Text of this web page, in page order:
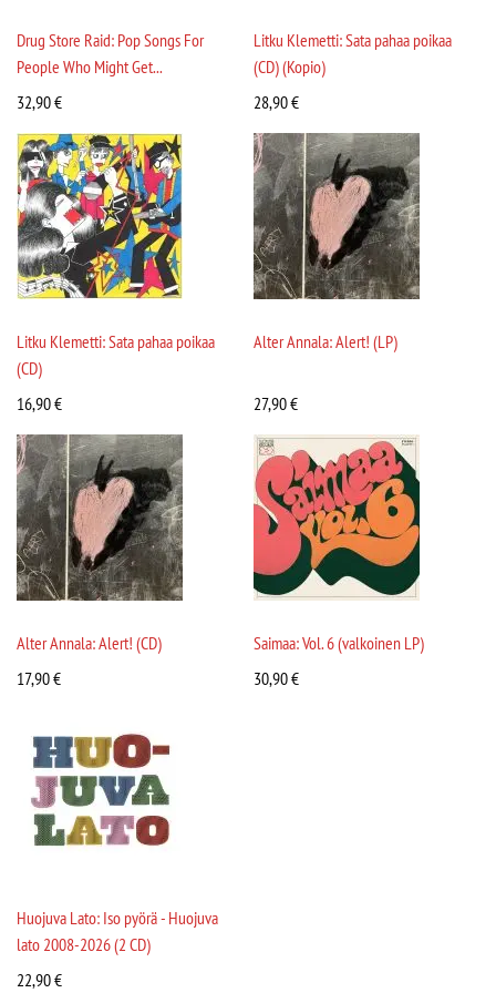
Drug Store Raid: Pop Songs For
People Who Might Get...
32,90€
Litku Klemetti: Sata pahaa poikaa
(CD) (Kopio)
28,90€
Litku Klemetti: Sata pahaa poikaa
(CD)
16,90€
Alter Annala: Alert! (LP)
27,90€
Alter Annala: Alert! (CD)
17,90€
Saimaa: Vol. 6 (valkoinen LP)
30,90€
Huojuva Lato: Iso pyörä - Huojuva
lato 2008-2026 (2 CD)
22,90€